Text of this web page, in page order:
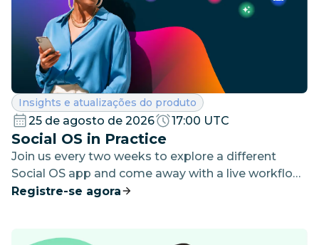
Categoria:
Insights e atualizações do produto
25 de agosto de 2026 17:00 UTC
Social OS in Practice
Join us every two weeks to explore a different
Social OS app and come away with a live workflow
you can start using right away.
Registre-se agora